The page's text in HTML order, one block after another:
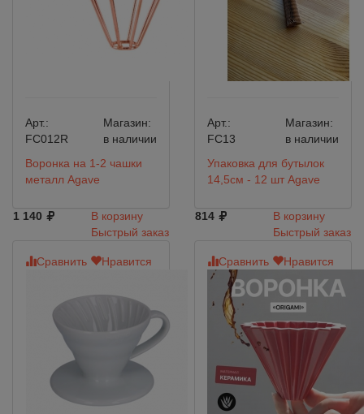
Арт.:
FC012R
Магазин:
в наличии
Воронка на 1-2 чашки
металл Agave
1 140
В корзину
Быстрый заказ
Арт.:
FC13
Магазин:
в наличии
Упаковка для бутылок
14,5см - 12 шт Agave
814
В корзину
Быстрый заказ
Сравнить Нравится Сравнить Нравится